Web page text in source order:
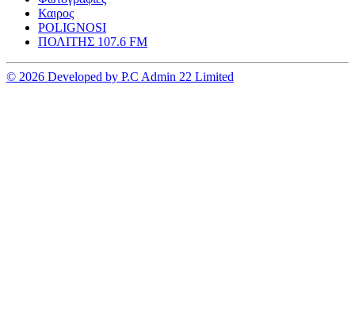
Καιρος
POLIGNOSI
ΠΟΛΙΤΗΣ 107.6 FM
© 2026 Developed by P.C Admin 22 Limited